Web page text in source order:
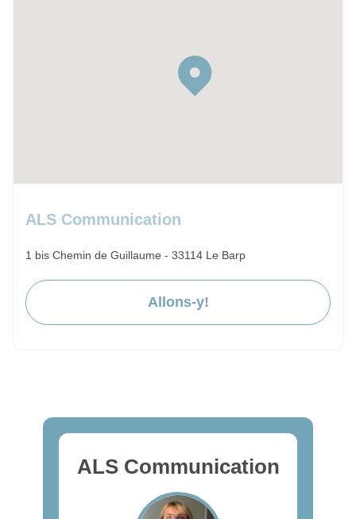
ALS Communication
1 bis Chemin de Guillaume - 33114 Le Barp
Allons-y!
ALS Communication